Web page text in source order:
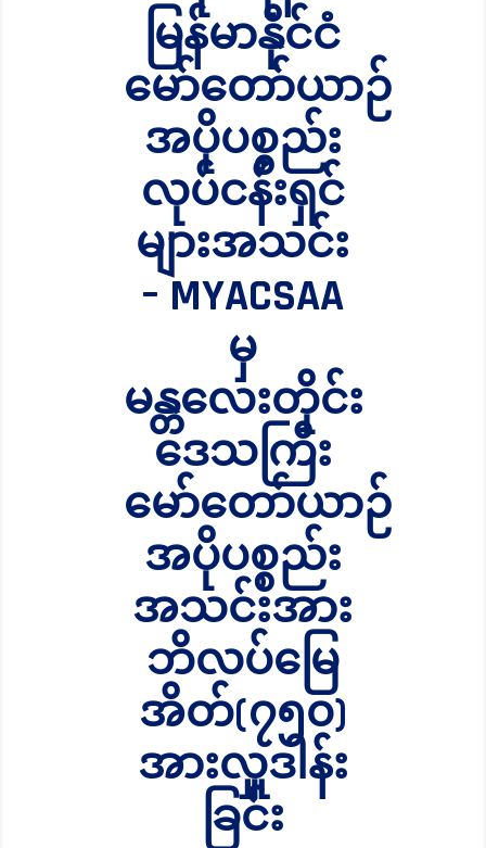
မြန်မာနိုင်ငံ
မော်တော်ယာဉ်
အပိုပစ္စည်း
လုပ်ငန်းရှင်
များအသင်း
– MYACSAA
မှ
မန္တလေးတိုင်း
ဒေသကြီး
မော်တော်ယာဉ်
အပိုပစ္စည်း
အသင်းအား
ဘိလပ်မြေ
အိတ်(၇၅၀)
အားလှူဒါန်း
ခြင်း